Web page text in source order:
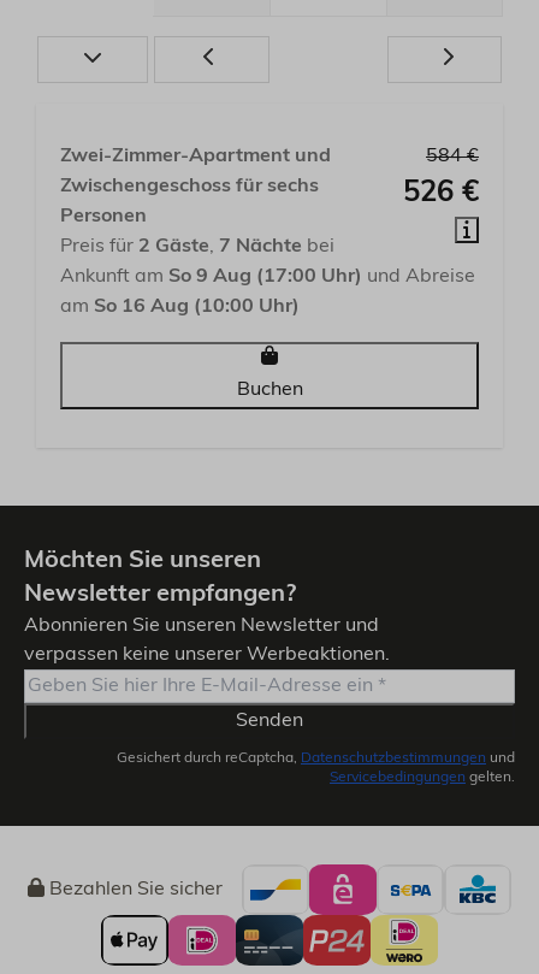
584 €
526 €
Zwei-Zimmer-Apartment und
Zwischengeschoss für sechs
Personen
Preis für 2 Gäste, 7 Nächte bei
Ankunft am So 9 Aug (17:00 Uhr) und Abreise
am So 16 Aug (10:00 Uhr)
Buchen
Möchten Sie unseren
Newsletter empfangen?
Abonnieren Sie unseren Newsletter und
verpassen keine unserer Werbeaktionen.
Senden
Gesichert durch reCaptcha, Datenschutzbestimmungen und
Servicebedingungen gelten.
Bezahlen Sie sicher